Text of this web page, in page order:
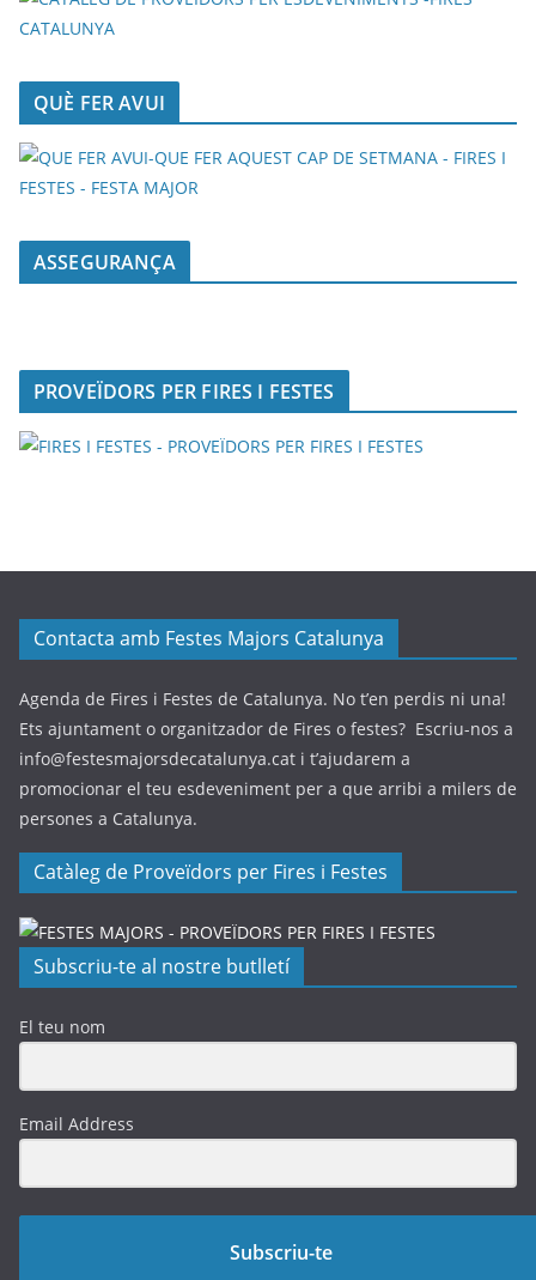
QUÈ FER AVUI
ASSEGURANÇA
PROVEÏDORS PER FIRES I FESTES
Contacta amb Festes Majors Catalunya
Agenda de Fires i Festes de Catalunya. No t’en perdis ni una!
Ets ajuntament o organitzador de Fires o festes? Escriu-nos a
info@festesmajorsdecatalunya.cat i t’ajudarem a
promocionar el teu esdeveniment per a que arribi a milers de
persones a Catalunya.
Catàleg de Proveïdors per Fires i Festes
Subscriu-te al nostre butlletí
El teu nom
Email Address
Subscriu-te